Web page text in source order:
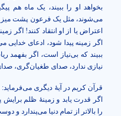
بخواهد او را ببیند، یک ماه هم
می‌شوند، مثل یک فرعون پشت میز
اعتراض یا از او انتقاد کنند!
اگر زمینه پیدا شود، ادعای خدایی
ببیند که بی‌نیاز است، اگر بفهمد
نیازی ندارد، صدای طغیان‌گری،
قرآن کریم در آیۀ دیگری می‌فرماید:
اگر قدرت یابد و زمینۀ ظلم برایش
را بالاتر از تمام دنیا می‌پندارد و